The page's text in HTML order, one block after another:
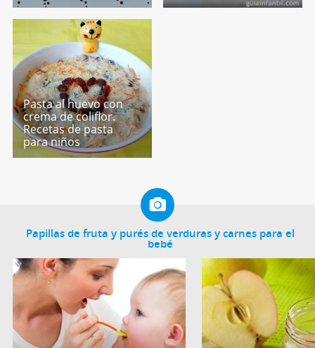
Pasta al huevo con
crema de coliflor.
Recetas de pasta
para niños
Papillas de fruta y purés de verduras y carnes para el
bebé